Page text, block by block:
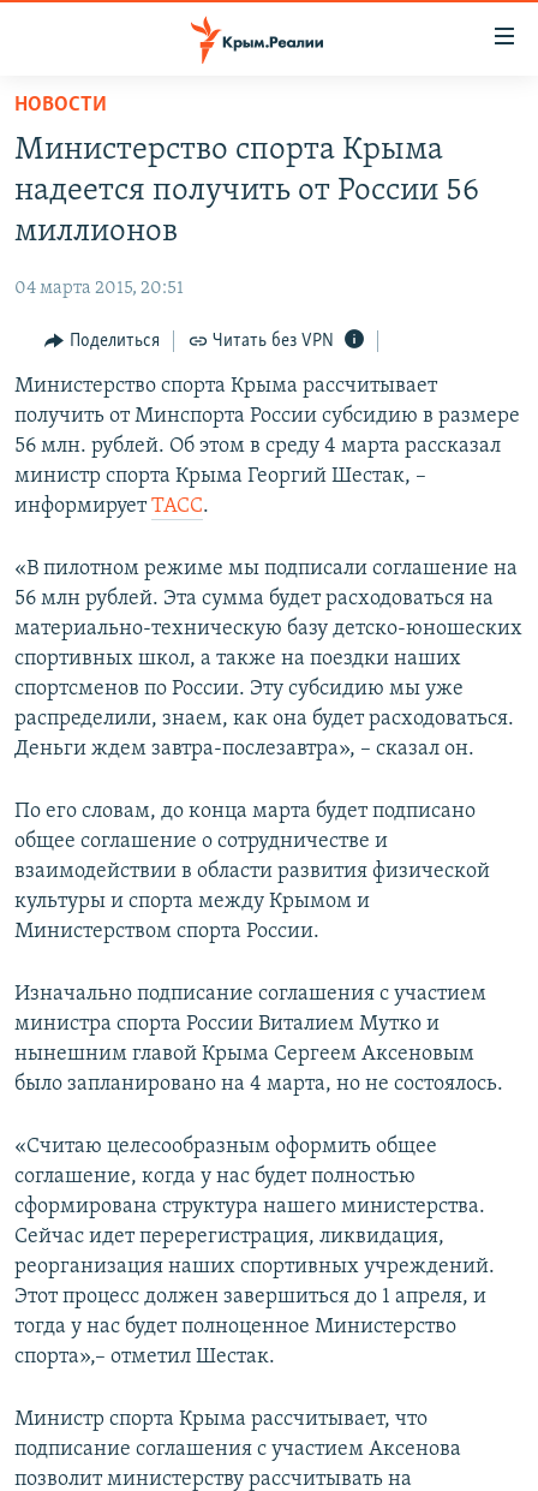
Вернуться
основному
содержанию
главной
навигации
Вернутся
поиску
СПЕЦПРОЕКТЫ
11 ЛЕТ ОККУПАЦИИ КРЫМА. 11 ИСТОРИЙ СОПРОТИВЛЕНИЯ
ЕЩЕ
ИНТЕРАКТИВ
ИНФОГРАФИКА
ТЕЛЕПРОЕКТ КРЫМ.РЕАЛИИ
СОВЕТЫ ПРАВОЗАЩИТНИКОВ
ПРОПАВШИЕ БЕЗ ВЕСТИ
ПОБЕДИТЕЛЕЙ НЕ СУДЯТ?
КРЫМ.НЕПОКОРЕННЫЙ
УКРАИНСКАЯ ПРОБЛЕМА КРЫМА
РАДІО СВОБОДА
КАК ОБОЙТИ БЛОКИРОВКУ
Українською
Qırımtatar
ПРИСОЕДИНЯЙТЕСЬ!
Все сайты RFE/RL
НОВОСТИ
Министерство спорта Крыма
надеется получить от России 56
миллионов
04 марта 2015, 20:51
Поделиться Читать без VPN
Министерство спорта Крыма рассчитывает
получить от Минспорта России субсидию в размере
56 млн. рублей. Об этом в среду 4 марта рассказал
министр спорта Крыма Георгий Шестак, –
информируетТАСС.
«В пилотном режиме мы подписали соглашение на
56 млн рублей. Эта сумма будет расходоваться на
материально-техническую базу детско-юношеских
спортивных школ, а также на поездки наших
спортсменов по России. Эту субсидию мы уже
распределили, знаем, как она будет расходоваться.
Деньги ждем завтра-послезавтра», – сказал он.
По его словам, до конца марта будет подписано
общее соглашение о сотрудничестве и
взаимодействии в области развития физической
культуры и спорта между Крымом и
Министерством спорта России.
Изначально подписание соглашения с участием
министра спорта России Виталием Мутко и
нынешним главой Крыма Сергеем Аксеновым
было запланировано на 4 марта, но не состоялось.
«Считаю целесообразным оформить общее
соглашение, когда у нас будет полностью
сформирована структура нашего министерства.
Сейчас идет перерегистрация, ликвидация,
реорганизация наших спортивных учреждений.
Этот процесс должен завершиться до 1 апреля, и
тогда у нас будет полноценное Министерство
спорта»,– отметил Шестак.
Министр спорта Крыма рассчитывает, что
подписание соглашения с участием Аксенова
позволит министерству рассчитывать на